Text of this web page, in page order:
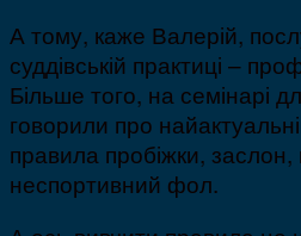
А тому, каже Валерій,
суддівській практиці –
Більше того, на семінарі
говорили про
правила пробіжки, заслон,
неспортивний фол.